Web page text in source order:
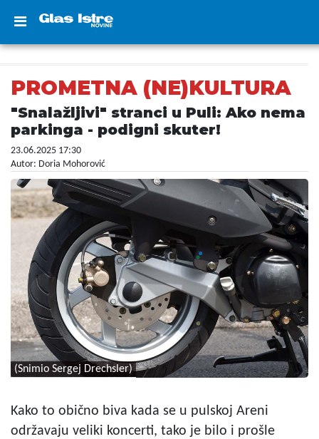
PROMETNA (NE)KULTURA
"Snalažljivi" stranci u Puli: Ako nema
parkinga - podigni skuter!
23.06.2025 17:30
Autor: Doria Mohorović
(Snimio Sergej Drechsler)
Kako to obično biva kada se u pulskoj Areni
održavaju veliki koncerti, tako je bilo i prošle